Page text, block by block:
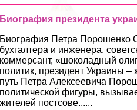
Биография президента
Биография Петра Порошенко
бухгалтера и инженера,
коммерсант, «шоколадный
политик, президент Украины –
путь Петра Алексеевича
политической фигуры,
жителей постсове......